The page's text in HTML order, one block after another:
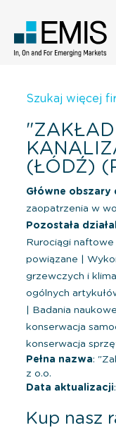
Szukaj więcej
"ZAKŁAD
(ŁÓDŹ)
Główne obszary
zaopatrzenia w
Pozostała
Rurociągi
powiązane
grzewczych i
ogólnych
Badania
konserwacja
konserwacja
Pełna nazwa:
z o.o.
Data aktualizacji
Kup nasz